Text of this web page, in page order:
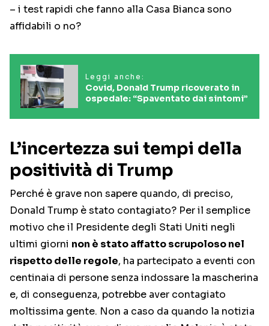
– i test rapidi che fanno alla Casa Bianca sono
affidabili o no?
Leggi anche:
Covid, Donald Trump ricoverato in
ospedale: “Spaventato dai sintomi”
L’incertezza sui tempi della
positività di Trump
Perché è grave non sapere quando, di preciso,
Donald Trump è stato contagiato? Per il semplice
motivo che il Presidente degli Stati Uniti negli
ultimi giorni non è stato affatto scrupoloso nel
rispetto delle regole, ha partecipato a eventi con
centinaia di persone senza indossare la mascherina
e, di conseguenza, potrebbe aver contagiato
moltissima gente. Non a caso da quando la notizia